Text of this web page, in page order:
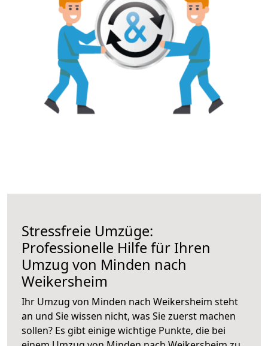
Stressfreie Umzüge:
Professionelle Hilfe für Ihren
Umzug von Minden nach
Weikersheim
Ihr Umzug von Minden nach Weikersheim steht
an und Sie wissen nicht, was Sie zuerst machen
sollen? Es gibt einige wichtige Punkte, die bei